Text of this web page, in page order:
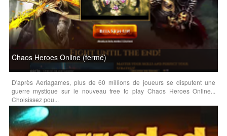
Chaos Heroes Online (fermé)
D'après Aeriagames, plus de 60 millions de joueurs se disputent une
guerre mystique sur le nouveau free to play Chaos Heroes Online...
Choisissez pou...